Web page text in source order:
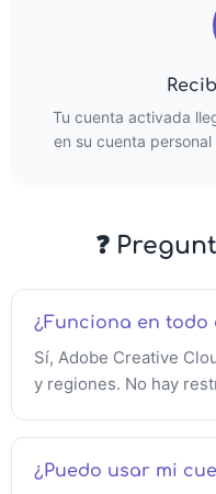
Tu cuenta activada
en su cuenta
❓
¿Funciona en todo
Sí, Adobe Creative
y regiones. No hay
¿Puedo usar mi